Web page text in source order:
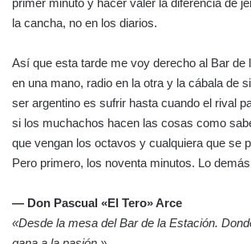
primer minuto y hacer valer la diferencia de
la cancha, no en los diarios.
Así que esta tarde me voy derecho al Bar de
en una mano, radio en la otra y la cábala de
ser argentino es sufrir hasta cuando el rival
si los muchachos hacen las cosas como
que vengan los octavos y cualquiera que se
Pero primero, los noventa minutos. Lo
— Don Pascual «El Tero» Arce
«Desde la mesa del Bar de la Estación.